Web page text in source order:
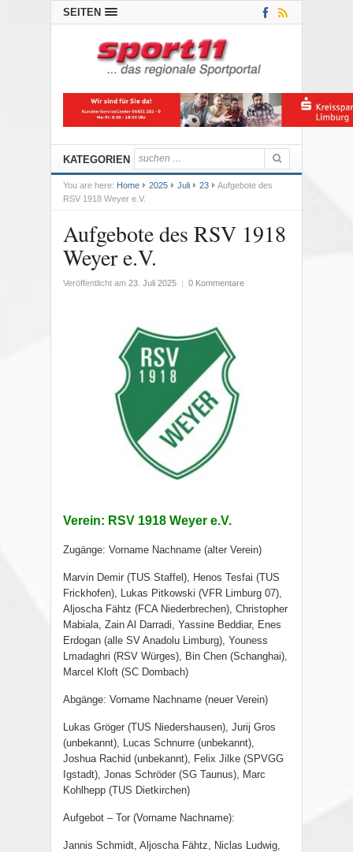
SEITEN
KATEGORIEN
You are here: Home 2025 Juli 23
Aufgebote des
RSV 1918 Weyer e.V.
Aufgebote des RSV 1918
Weyer e.V.
Veröffentlicht am 23. Juli 2025 0 Kommentare
Verein: RSV 1918 Weyer e.V.
Zugänge: Vorname Nachname (alter Verein)
Marvin Demir (TUS Staffel), Henos Tesfai (TUS
Frickhofen), Lukas Pitkowski (VFR Limburg 07),
Aljoscha Fähtz (FCA Niederbrechen), Christopher
Mabiala, Zain Al Darradi, Yassine Beddiar, Enes
Erdogan (alle SV Anadolu Limburg), Youness
Lmadaghri (RSV Würges), Bin Chen (Schanghai),
Marcel Kloft (SC Dombach)
Abgänge: Vorname Nachname (neuer Verein)
Lukas Gröger (TUS Niedershausen), Jurij Gros
(unbekannt), Lucas Schnurre (unbekannt),
Joshua Rachid (unbekannt), Felix Jilke (SPVGG
Igstadt), Jonas Schröder (SG Taunus), Marc
Kohlhepp (TUS Dietkirchen)
Aufgebot – Tor (Vorname Nachname):
Jannis Schmidt, Aljoscha Fähtz, Niclas Ludwig,